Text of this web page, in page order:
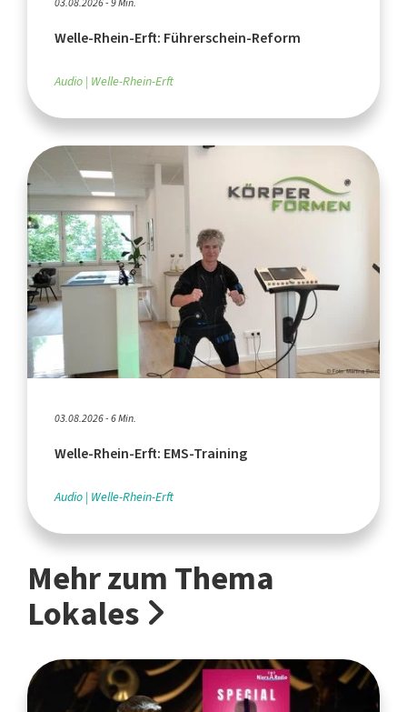
Welle-Rhein-Erft: Führerschein-Reform
Audio Welle-Rhein-Erft
03.08.2026 - 6 Min.
Welle-Rhein-Erft: EMS-Training
Audio Welle-Rhein-Erft
Mehr zum Thema
Lokales